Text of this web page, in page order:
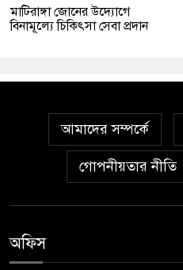
মাটিরাঙ্গা জোনের উদ্যোগে
বিনামূল্যে চিকিৎসা সেবা প্রদান
আমাদের সম্পর্কে
গোপনীয়তার নীতি
অফিস